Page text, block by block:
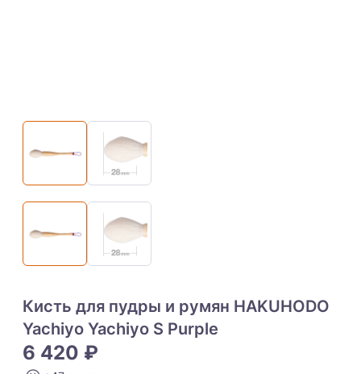
Кисть для пудры и румян HAKUHODO
Yachiyo Yachiyo S Purple
6 420 ₽